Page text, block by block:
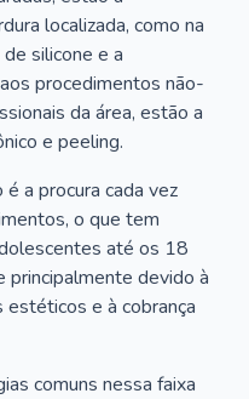
localizada, como na
silicone e a
procedimentos não-
da área, estão a
e peeling.
a procura cada vez
o que tem
até os 18
principalmente devido à
e à cobrança
comuns nessa faixa